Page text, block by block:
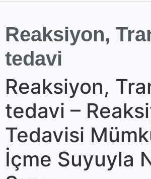
Reaksiyon,
tedavi
Reaksiyon,
tedavi –
Tedavisi
İçme Suyuyla